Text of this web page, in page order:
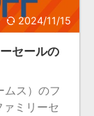
2024/11/15
セールの
ムス）のフ
ミリーセ